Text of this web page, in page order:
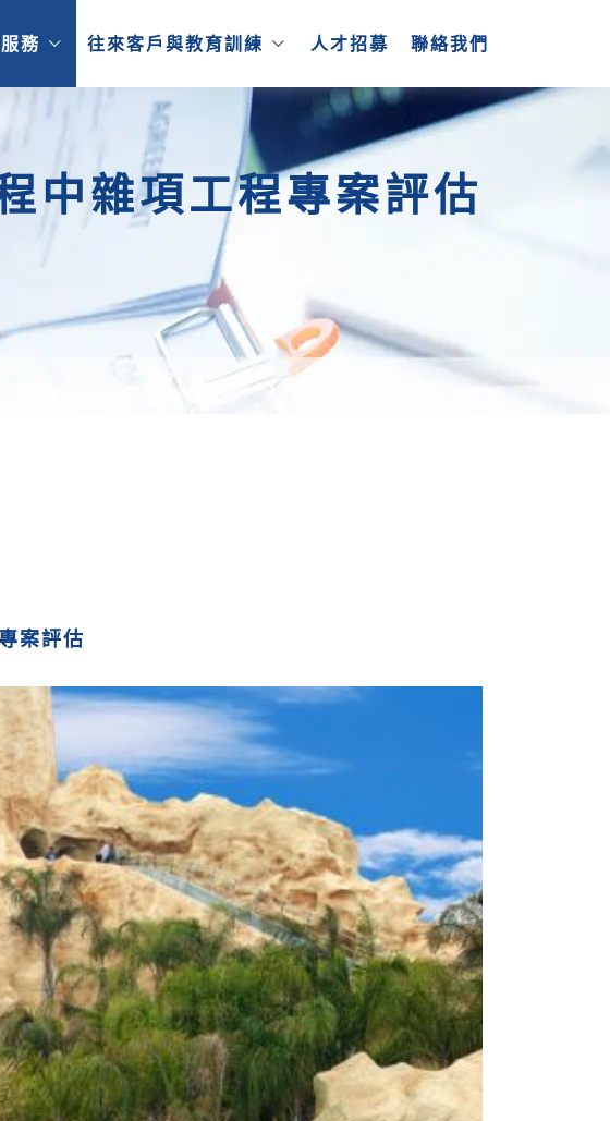
務 往來客戶與教育訓練 人才招募 聯絡我們
中雜項工程專案評估
案評估